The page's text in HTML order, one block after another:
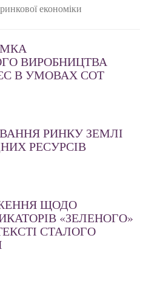
економіки
ВИРОБНИЦТВА
В УМОВАХ СОТ
РИНКУ ЗЕМЛІ
РЕСУРСІВ
ЩОДО
«ЗЕЛЕНОГО»
СТАЛОГО